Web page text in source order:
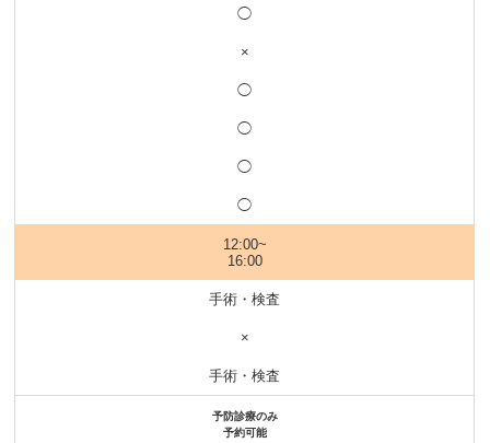
◯
×
◯
◯
◯
◯
12:00~
16:00
手術・検査
×
手術・検査
予防診療のみ
予約可能